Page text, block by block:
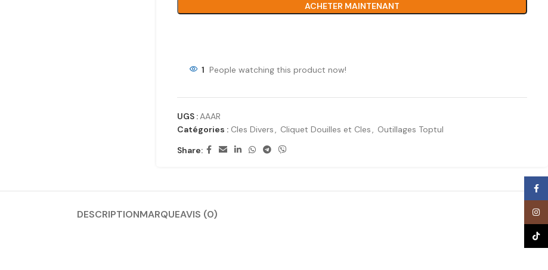
ACHETER MAINTENANT
1 People watching this product now!
UGS :AAAR
Catégories : Cles Divers, Cliquet Douilles et Cles, Outillages Toptul
Share:
DESCRIPTIONMARQUEAVIS (0)